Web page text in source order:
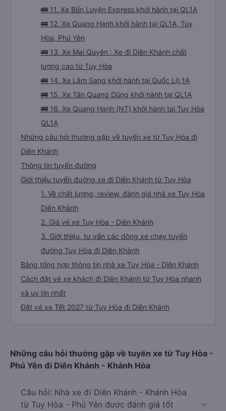
🚌 11. Xe Bốn Luyện Express khởi hành tại QL1A
🚌 12. Xe Quang Hạnh khởi hành tại QL1A, Tuy
Hòa, Phú Yên
🚌 13. Xe Mai Quyên : Xe đi Diên Khánh chất
lượng cao từ Tuy Hòa
🚌 14. Xe Lâm Sang khởi hành tại Quốc Lộ 1A
🚌 15. Xe Tân Quang Dũng khởi hành tại QL1A
🚌 16. Xe Quang Hạnh (NT) khởi hành tại Tuy Hòa
QL1A
Những câu hỏi thường gặp về tuyến xe từ Tuy Hòa đi
Diên Khánh
Thông tin tuyến đường
Giới thiệu tuyến đường xe đi Diên Khánh từ Tuy Hòa
1. Về chất lượng, review, đánh giá nhà xe Tuy Hòa
Diên Khánh
2. Giá vé xe Tuy Hòa - Diên Khánh
3. Giới thiệu, tư vấn các dòng xe chạy tuyến
đường Tuy Hòa đi Diên Khánh
Bảng tổng hợp thông tin nhà xe Tuy Hòa - Diên Khánh
Cách đặt vé xe khách đi Diên Khánh từ Tuy Hòa nhanh
và uy tín nhất
Đặt vé xe Tết 2027 từ Tuy Hòa đi Diên Khánh
Những câu hỏi thường gặp về tuyến xe từ Tuy Hòa -
Phú Yên đi Diên Khánh - Khánh Hòa
Câu hỏi: Nhà xe đi Diên Khánh - Khánh Hòa
từ Tuy Hòa - Phú Yên được đánh giá tốt